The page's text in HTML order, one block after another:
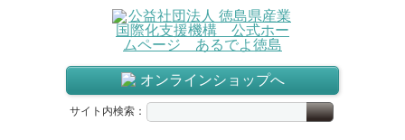
オンラインショップへ
サイト内検索：